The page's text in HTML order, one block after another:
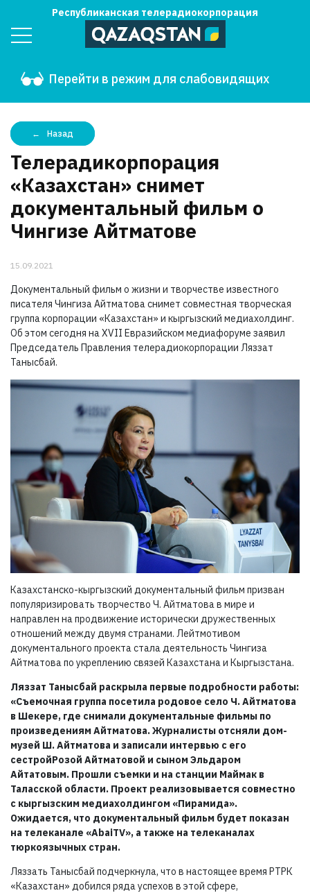
Республиканская телерадиокорпорация
Перейти в режим для слабовидящих
Назад
Телерадикорпорация
«Казахстан» снимет
документальный фильм о
Чингизе Айтматове
15.09.2021
Документальный фильм о жизни и творчестве известного
писателя Чингиза Айтматова снимет совместная творческая
группа корпорации «Казахстан» и кыргызский медиахолдинг.
Об этом сегодня на XVII Евразийском медиафоруме заявил
Председатель Правления телерадиокорпорации Ляззат
Танысбай.
Казахстанско-кыргызский документальный фильм призван
популяризировать творчество Ч. Айтматова в мире и
направлен на продвижение исторически дружественных
отношений между двумя странами. Лейтмотивом
документального проекта стала деятельность Чингиза
Айтматова по укреплению связей Казахстана и Кыргызстана.
Ляззат Танысбай раскрыла первые подробности работы:
«Съемочная группа посетила родовое село Ч. Айтматова
в Шекере, где снимали документальные фильмы по
произведениям Айтматова. Журналисты отсняли дом-
музей Ш. Айтматова и записали интервью с его
сестройРозой Айтматовой и сыном Эльдаром
Айтатовым. Прошли съемки и на станции Маймак в
Таласской области. Проект реализовывается совместно
с кыргызским медиахолдингом «Пирамида».
Ожидается, что документальный фильм будет показан
на телеканале «AbaiTV», а также на телеканалах
тюркоязычных стран.
Ляззать Танысбай подчеркнула, что в настоящее время РТРК
«Казахстан» добился ряда успехов в этой сфере,